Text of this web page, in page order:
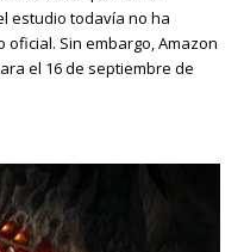
estudio todavía no ha
Sin embargo, Amazon
el 16 de septiembre de